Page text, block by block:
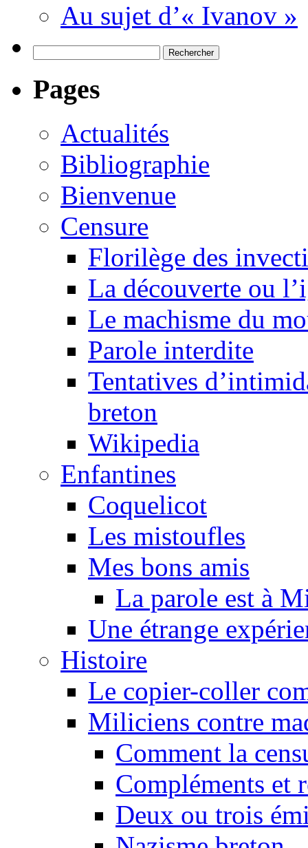
Au sujet d’« Ivanov »
Pages
Actualités
Bibliographie
Bienvenue
Censure
Florilège des
La découverte ou
Le machisme du
Parole interdite
Tentatives
breton
Wikipedia
Enfantines
Coquelicot
Les mistoufles
Mes bons amis
La parole est à
Une étrange
Histoire
Le copier-coller
Miliciens contre
Comment la
Compléments et
Deux ou trois